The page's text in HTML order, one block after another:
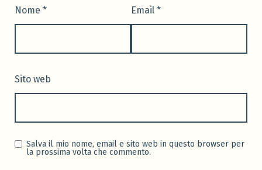
Nome * Email *
Sito web
Salva il mio nome, email e sito web in questo browser per
la prossima volta che commento.